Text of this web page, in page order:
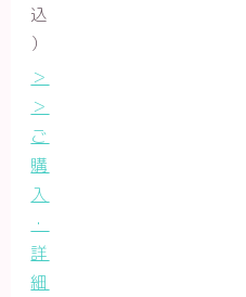
込
）
＞
＞
ご
購
入
・
詳
細